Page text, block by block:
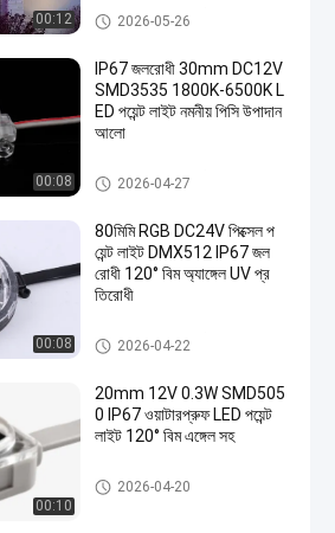
00:12 এলইডি পয়েন্ট লাইট সোর্স
2026-05-26
00:08
IP67 জলরোধী 30mm DC12V
SMD3535 1800K-6500K L
ED পয়েন্ট লাইট নমনীয় পিসি উপাদান
আলো
এলইডি পয়েন্ট লাইট সোর্স
2026-04-27
00:08
80মিমি RGB DC24V পিক্সেল প
য়েন্ট লাইট DMX512 IP67 জল
রোধী 120° বিম অ্যাঙ্গেল UV প্র
তিরোধী
এলইডি পয়েন্ট লাইট সোর্স
2026-04-22
00:10
20mm 12V 0.3W SMD505
0 IP67 ওয়াটারপ্রুফ LED পয়েন্ট
লাইট 120° বিম এঙ্গেল সহ
LED পয়েন্ট হাল্কা
2026-04-20